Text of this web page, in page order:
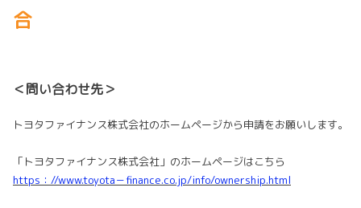
合
＜問い合わせ先＞
トヨタファイナンス株式会社のホームページから申請をお願いします。
「トヨタファイナンス株式会社」のホームページはこちら
https：//www.toyota－finance.co.jp/info/ownership.html